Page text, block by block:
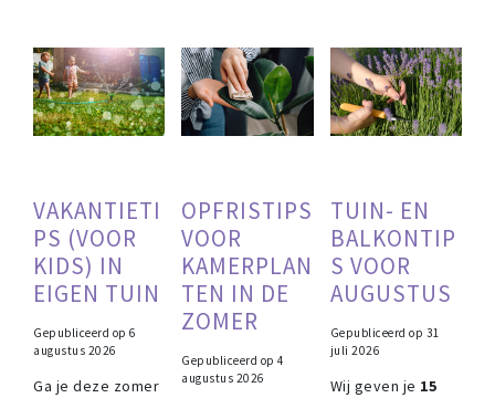
VAKANTIETI
PS (VOOR
KIDS) IN
EIGEN TUIN
Gepubliceerd op 6
augustus 2026
Ga je deze zomer
OPFRISTIPS
VOOR
KAMERPLAN
TEN IN DE
ZOMER
Gepubliceerd op4
augustus 2026
TUIN- EN
BALKONTIP
S VOOR
AUGUSTUS
Gepubliceerd op 31
juli 2026
Wij geven je 15